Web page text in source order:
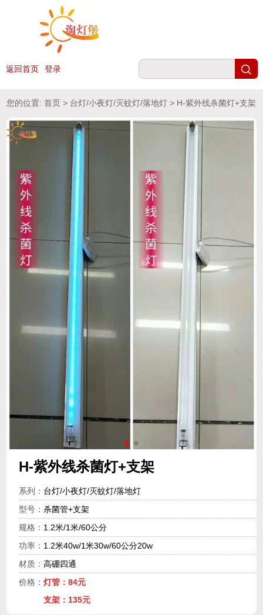
返回首页 登录
您的位置:首页 > 台灯/小夜灯/灭蚊灯/落地灯 > H-紫外线杀菌灯+支架
H-紫外线杀菌灯+支架
系列： 台灯/小夜灯/灭蚊灯/落地灯
型号： 杀菌管+支架
规格： 1.2米/1米/60公分
功率： 1.2米40w/1米30w/60公分20w
材质： 高硼四通
价格： 灯管：84元
支架：135元